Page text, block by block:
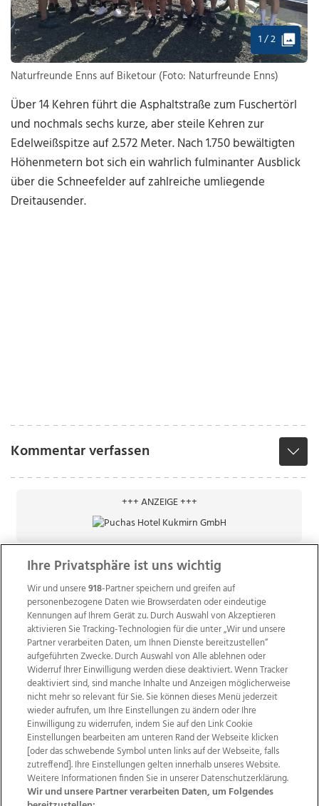
1 / 2
Naturfreunde Enns auf Biketour (Foto: Naturfreunde Enns)
Über 14 Kehren führt die Asphaltstraße zum Fuschertörl
und nochmals sechs kurze, aber steile Kehren zur
Edelweißspitze auf 2.572 Meter. Nach 1.750 bewältigten
Höhenmetern bot sich ein wahrlich fulminanter Ausblick
über die Schneefelder auf zahlreiche umliegende
Dreitausender.
Kommentar verfassen
+++ ANZEIGE +++
Wir über uns Mediadaten Kontakt
Jobs
Datenschutz
Impressum
AGB Anzeigekunden
AGB Website
Ehrenkodex Politische Werbung
Ihre Privatsphäre ist uns wichtig
Wir und unsere918-Partner speichern und greifen auf
personenbezogene Daten wie Browserdaten oder eindeutige
Kennungen auf Ihrem Gerät zu. Durch Auswahl von Akzeptieren
aktivieren Sie Tracking-Technologien für die unter „Wir und unsere
Partner verarbeiten Daten, um Ihnen Dienste bereitzustellen“
aufgeführten Zwecke. Durch Auswahl von Alle ablehnen oder
Widerruf Ihrer Einwilligung werden diese deaktiviert. Wenn Tracker
deaktiviert sind, sind manche Inhalte und Anzeigen möglicherweise
nicht mehr so relevant für Sie. Sie können dieses Menü jederzeit
wieder aufrufen, um Ihre Einstellungen zu ändern oder Ihre
Einwilligung zu widerrufen, indem Sie auf den Link Cookie
Einstellungen bearbeiten am unteren Rand der Webseite klicken
[oder das schwebende Symbol unten links auf der Webseite, falls
zutreffend]. Ihre Einstellungen gelten innerhalb unseres Website.
Weitere Informationen finden Sie in unserer Datenschutzerklärung.
Wir und unsere Partner verarbeiten Daten, um Folgendes